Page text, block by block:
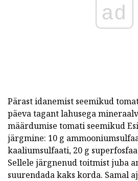
ad
Pärast idanemist seemikud
päeva tagant lahusega
määrdumise tomati seemikud
järgmine: 10 g
kaaliumsulfaati, 20 g
Sellele järgnenud toitmist juba
suurendada kaks korda. Samal